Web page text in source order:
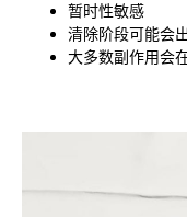
暂时性敏感
清除阶段可能会
大多数副作用会